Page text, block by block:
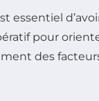
essentiel
pour
des